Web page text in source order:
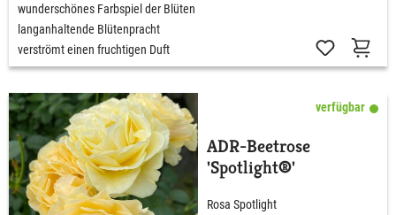
wunderschönes Farbspiel der Blüten
langanhaltende Blütenpracht
verströmt einen fruchtigen Duft
verfügbar
ADR-Beetrose
'Spotlight®'
Rosa Spotlight